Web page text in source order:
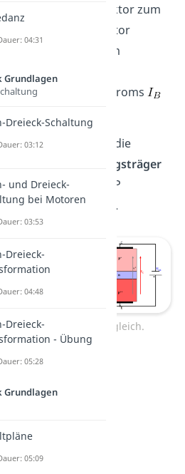
Transistor vom Kollektor zum
Beim PNP Transistor
vom Emitter zum
Ebenso ist die
des Basisstroms
NPN Transistor sind die
freien Ladungsträger
Im Fall des PNP
sind es Löcher.
NPN PNP Transistor Vergleich.
04:31
Grundlagen
Dreieck-Schaltung
03:12
und Dreieck-
bei Motoren
03:53
Dreieck-
04:48
Dreieck-
- Übung
05:28
Grundlagen
05:09